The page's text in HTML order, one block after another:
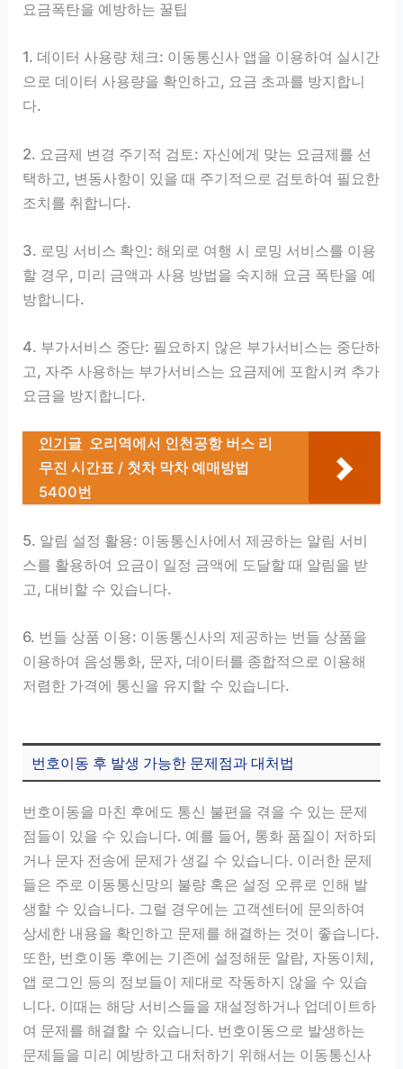
요금폭탄을 예방하는 꿀팁
1. 데이터 사용량 체크: 이동통신사 앱을 이용하여 실시간
으로 데이터 사용량을 확인하고, 요금 초과를 방지합니
다.
2. 요금제 변경 주기적 검토: 자신에게 맞는 요금제를 선
택하고, 변동사항이 있을 때 주기적으로 검토하여 필요한
조치를 취합니다.
3. 로밍 서비스 확인: 해외로 여행 시 로밍 서비스를 이용
할 경우, 미리 금액과 사용 방법을 숙지해 요금 폭탄을 예
방합니다.
4. 부가서비스 중단: 필요하지 않은 부가서비스는 중단하
고, 자주 사용하는 부가서비스는 요금제에 포함시켜 추가
요금을 방지합니다.
인기글 오리역에서 인천공항 버스 리
무진 시간표 / 첫차 막차 예매방법
5400번
5. 알림 설정 활용: 이동통신사에서 제공하는 알림 서비
스를 활용하여 요금이 일정 금액에 도달할 때 알림을 받
고, 대비할 수 있습니다.
6. 번들 상품 이용: 이동통신사의 제공하는 번들 상품을
이용하여 음성통화, 문자, 데이터를 종합적으로 이용해
저렴한 가격에 통신을 유지할 수 있습니다.
번호이동 후 발생 가능한 문제점과 대처법
번호이동을 마친 후에도 통신 불편을 겪을 수 있는 문제
점들이 있을 수 있습니다. 예를 들어, 통화 품질이 저하되
거나 문자 전송에 문제가 생길 수 있습니다. 이러한 문제
들은 주로 이동통신망의 불량 혹은 설정 오류로 인해 발
생할 수 있습니다. 그럴 경우에는 고객센터에 문의하여
상세한 내용을 확인하고 문제를 해결하는 것이 좋습니다.
또한, 번호이동 후에는 기존에 설정해둔 알람, 자동이체,
앱 로그인 등의 정보들이 제대로 작동하지 않을 수 있습
니다. 이때는 해당 서비스들을 재설정하거나 업데이트하
여 문제를 해결할 수 있습니다. 번호이동으로 발생하는
문제들을 미리 예방하고 대처하기 위해서는 이동통신사